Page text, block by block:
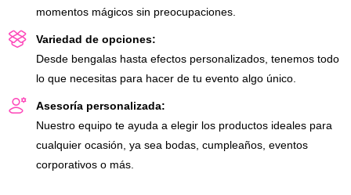
momentos mágicos sin preocupaciones.
Variedad de opciones:
Desde bengalas hasta efectos personalizados, tenemos todo
lo que necesitas para hacer de tu evento algo único.
Asesoría personalizada:
Nuestro equipo te ayuda a elegir los productos ideales para
cualquier ocasión, ya sea bodas, cumpleaños, eventos
corporativos o más.